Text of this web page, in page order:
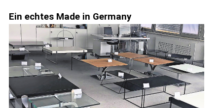
Ein echtes Made in Germany